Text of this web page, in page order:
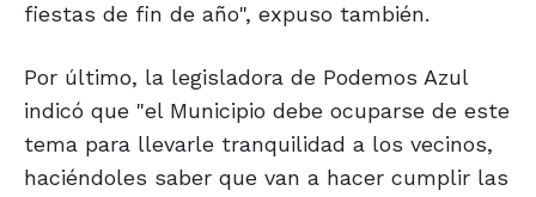
fiestas de fin de año", expuso también.
Por último, la legisladora de Podemos Azul
indicó que "el Municipio debe ocuparse de este
tema para llevarle tranquilidad a los vecinos,
haciéndoles saber que van a hacer cumplir las